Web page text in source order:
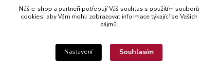
cyklobikesport@seznam.cz
Náš e-shop a partneři potřebují Váš souhlas s použitím souborů
cookies, aby Vám mohli zobrazovat informace týkající se Vašich
zájmů.
Nastavení Souhlasím